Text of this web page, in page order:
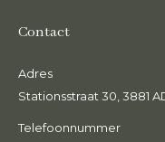
Contact
Adres
Stationsstraat 30, 3881
Telefoonnummer